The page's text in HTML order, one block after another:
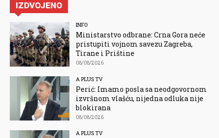
IZDVOJENO
INFO
Ministarstvo odbrane: Crna Gora neće
pristupiti vojnom savezu Zagreba,
Tirane i Prištine
08/08/2026
A PLUS TV
Perić: Imamo posla sa neodgovornom
izvršnom vlašću, nijedna odluka nije
blokirana
08/08/2026
A PLUS TV